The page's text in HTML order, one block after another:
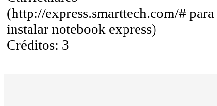
(http://express.smarttech.com/# para
instalar notebook express)
Créditos: 3